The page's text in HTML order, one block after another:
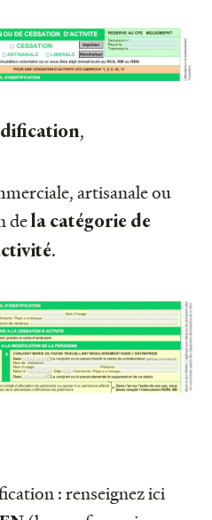
,
artisanale ou
dela catégorie de
.
: renseignez ici